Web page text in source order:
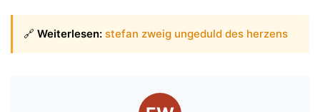
🔗 Weiterlesen: stefan zweig ungeduld des herzens